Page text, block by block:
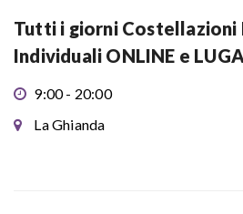
Tutti i giorni Costellazioni
Individuali ONLINE e
9:00 - 20:00
La Ghianda